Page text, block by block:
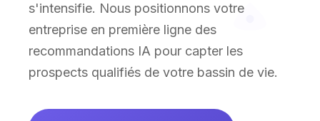
s'intensifie. Nous positionnons votre
entreprise en première ligne des
recommandations IA pour capter les
prospects qualifiés de votre bassin de vie.